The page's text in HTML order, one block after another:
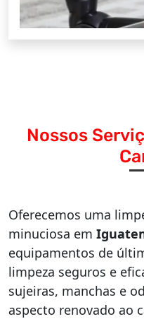
Nossos
Oferecemos uma
minuciosa em
equipamentos de
limpeza seguros e
sujeiras, manchas e
aspecto renovado ao